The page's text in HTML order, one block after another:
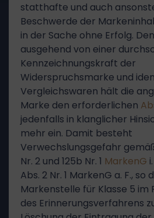
statthafte und auch
Beschwerde der
in der Sache ohne Erfolg.
ausgehend von einer
Kennzeichnungskraft der
Widerspruchsmarke und
Vergleichswaren hält die
Marke den erforderlichen
jedenfalls in klanglicher
mehr ein. Damit besteht
Verwechslungsgefahr gemäß
Nr. 2 und 125b Nr. 1 MarkenG
Abs. 2 Nr. 1 MarkenG a. F., so
Markenstelle für Klasse 5 im
des Erinnerungsverfahrens